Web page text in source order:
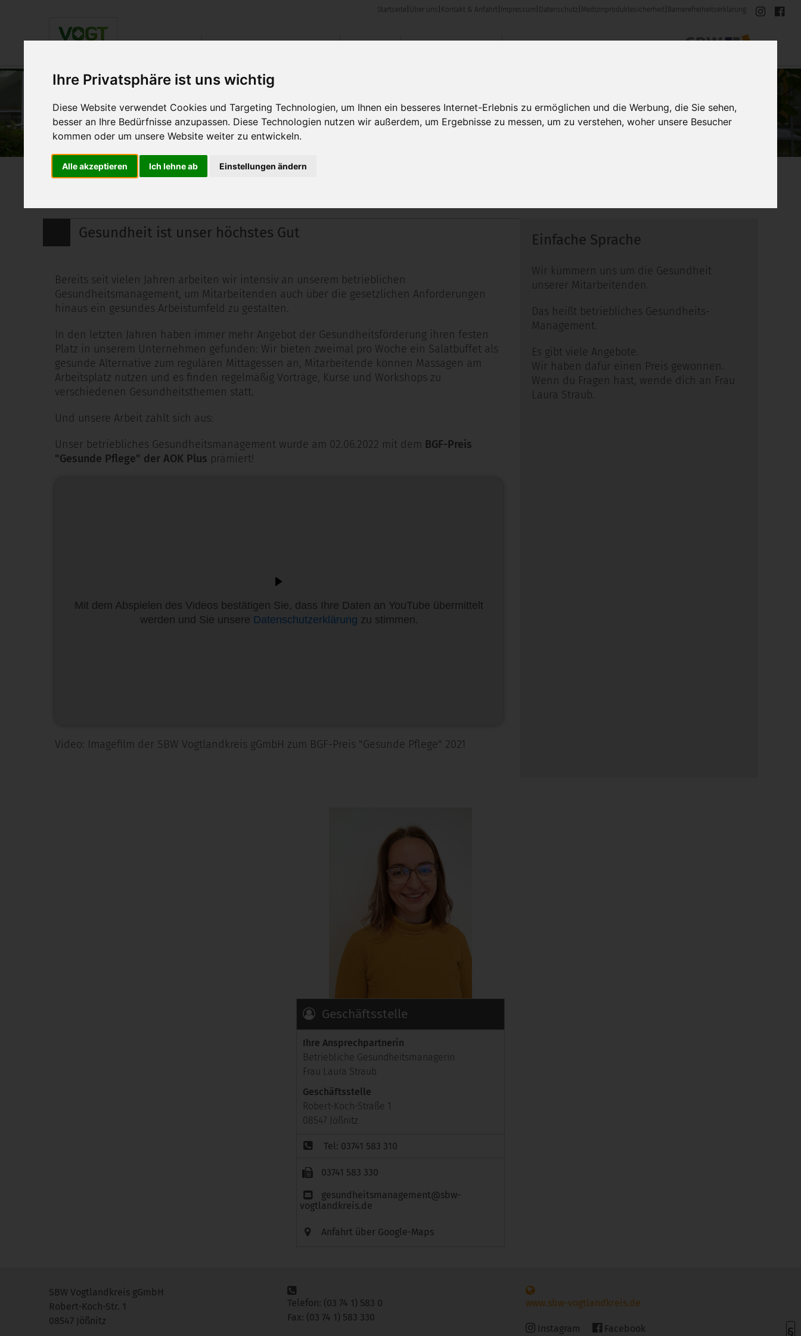
Ihre Privatsphäre ist uns wichtig
Diese Website verwendet Cookies und Targeting Technologien, um Ihnen ein besseres Internet-Erlebnis zu ermöglichen und die Werbung, die Sie sehen,
besser an Ihre Bedürfnisse anzupassen. Diese Technologien nutzen wir außerdem, um Ergebnisse zu messen, um zu verstehen, woher unsere Besucher
kommen oder um unsere Website weiter zu entwickeln.
Alle akzeptieren Ich lehne ab Einstellungen ändern
Startseite Über uns Kontakt & Anfahrt Impressum Datenschutz Medizinproduktesicherheit Barrierefreiheitserklärung
Über uns
Einfache Sprache
Wir kümmern uns um die Gesundheit
unserer Mitarbeitenden.
Das heißt betriebliches Gesundheits-
Management.
Es gibt viele Angebote.
Wir haben dafür einen Preis gewonnen.
Wenn du Fragen hast, wende dich an Frau
Laura Straub.
Gesundheit ist unser höchstes Gut
Bereits seit vielen Jahren arbeiten wir intensiv an unserem betrieblichen
Gesundheitsmanagement, um Mitarbeitenden auch über die gesetzlichen Anforderungen
hinaus ein gesundes Arbeistumfeld zu gestalten.
In den letzten Jahren haben immer mehr Angebot der Gesundheitsförderung ihren festen
Platz in unserem Unternehmen gefunden: Wir bieten zweimal pro Woche ein Salatbuffet als
gesunde Alternative zum regulären Mittagessen an, Mitarbeitende können Massagen am
Arbeitsplatz nutzen und es finden regelmäßig Vorträge, Kurse und Workshops zu
verschiedenen Gesundheitsthemen statt.
Und unsere Arbeit zahlt sich aus:
Unser betriebliches Gesundheitsmanagement wurde am 02.06.2022 mit dem BGF-Preis
"Gesunde Pflege" der AOK Plus prämiert!
Mit dem Abspielen des Videos bestätigen Sie, dass Ihre Daten an YouTube übermittelt
werden und Sie unsere Datenschutzerklärung zu stimmen.
Video: Imagefilm der SBW Vogtlandkreis gGmbH zum BGF-Preis "Gesunde Pflege" 2021
Geschäftsstelle
Ihre Ansprechpartnerin
Betriebliche Gesundheitsmanagerin
Frau Laura Straub
Geschäftsstelle
Robert-Koch-Straße 1
08547 Jößnitz
Tel: 03741 583 310
03741 583 330
gesundheitsmanagement@sbw-
vogtlandkreis.de
Anfahrt über Google-Maps
SBW Vogtlandkreis gGmbH
Robert-Koch-Str. 1
08547 Jößnitz
Telefon: (03 74 1) 583 0
Fax: (03 74 1) 583 330
www.sbw-vogtlandkreis.de
Instagram Facebook